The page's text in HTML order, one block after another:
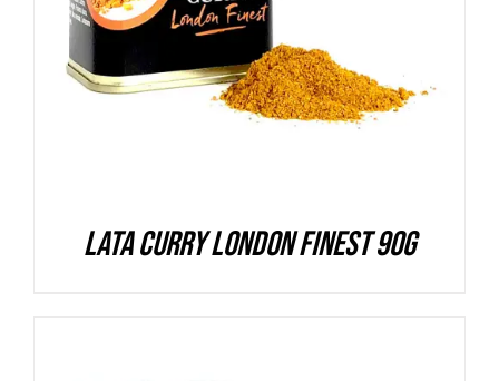
Lata Curry London Finest 90g